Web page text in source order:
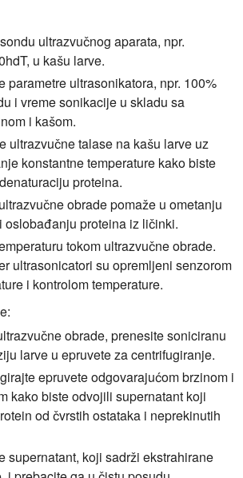
ultrazvučnog aparata, npr.
u kašu larve.
parametre ultrasonikatora, npr. 100%
i vreme sonikacije u skladu sa
i kašom.
ultrazvučne talase na kašu larve uz
konstantne temperature kako biste
proteina.
obrade pomaže u ometanju
oslobađanju proteina iz ličinki.
tokom ultrazvučne obrade.
ultrasonicatori su opremljeni senzorom
i kontrolom temperature.
obrade, prenesite soniciranu
larve u epruvete za centrifugiranje.
epruvete odgovarajućom brzinom i
kako biste odvojili supernatant koji
od čvrstih ostataka i neprekinutih
supernatant, koji sadrži ekstrahirane